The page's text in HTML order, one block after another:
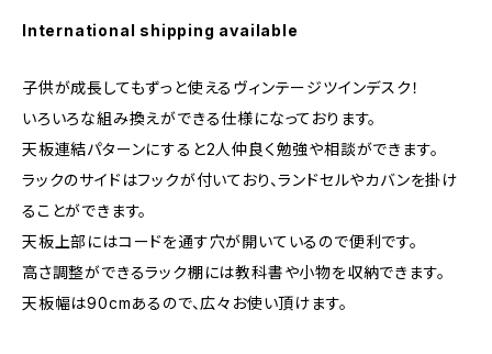
International shipping available
子供が成長してもずっと使えるヴィンテージツインデスク！
いろいろな組み換えができる仕様になっております。
天板連結パターンにすると2人仲良く勉強や相談ができます。
ラックのサイドはフックが付いており、ランドセルやカバンを掛け
ることができます。
天板上部にはコードを通す穴が開いているので便利です。
高さ調整ができるラック棚には教科書や小物を収納できます。
天板幅は90cmあるので、広々お使い頂けます。